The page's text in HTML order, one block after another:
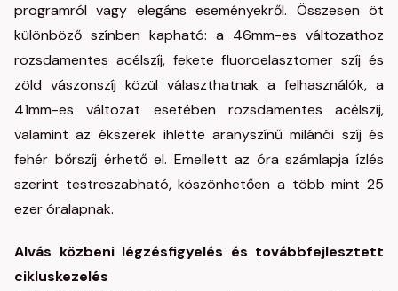
programról vagy elegáns eseményekről. Összesen öt
különböző színben kapható: a 46mm-es változathoz
rozsdamentes acélszíj, fekete fluoroelasztomer szíj és
zöld vászonszíj közül választhatnak a felhasználók, a
41mm-es változat esetében rozsdamentes acélszíj,
valamint az ékszerek ihlette aranyszínű milánói szíj és
fehér bőrszíj érhető el. Emellett az óra számlapja ízlés
szerint testreszabható, köszönhetően a több mint 25
ezer óralapnak.
Alvás közbeni légzésfigyelés és továbbfejlesztett
cikluskezelés